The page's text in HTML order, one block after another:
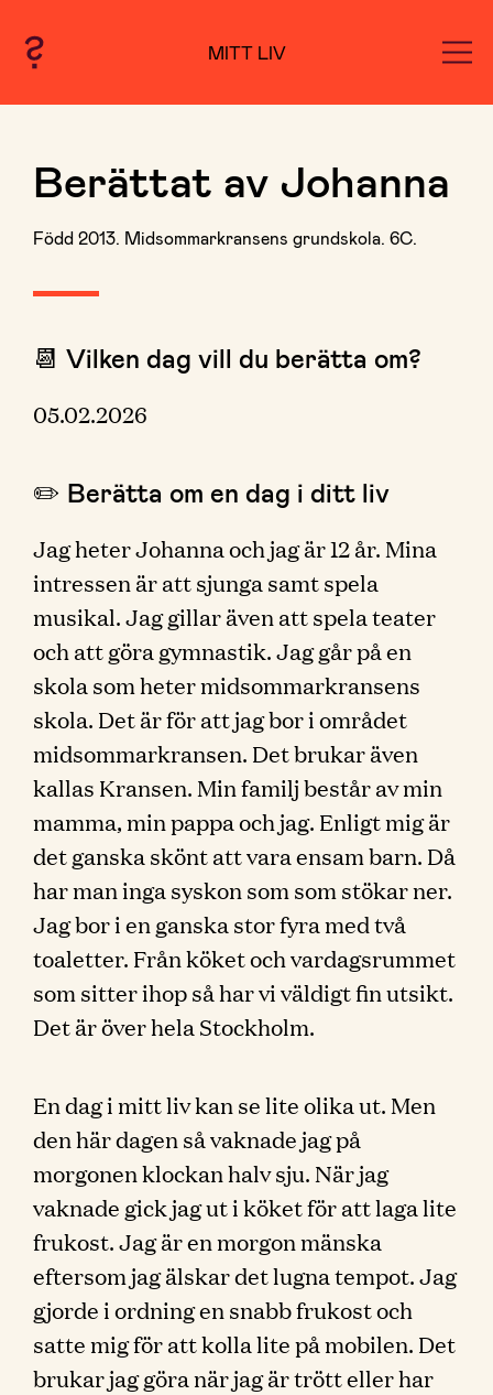
MITT LIV
Berättat av Johanna
Född 2013. Midsommarkransens grundskola. 6C.
📆 Vilken dag vill du berätta om?
05.02.2026
✏️ Berätta om en dag i ditt liv
Jag heter Johanna och jag är 12 år. Mina
intressen är att sjunga samt spela
musikal. Jag gillar även att spela teater
och att göra gymnastik. Jag går på en
skola som heter midsommarkransens
skola. Det är för att jag bor i området
midsommarkransen. Det brukar även
kallas Kransen. Min familj består av min
mamma, min pappa och jag. Enligt mig är
det ganska skönt att vara ensam barn. Då
har man inga syskon som som stökar ner.
Jag bor i en ganska stor fyra med två
toaletter. Från köket och vardagsrummet
som sitter ihop så har vi väldigt fin utsikt.
Det är över hela Stockholm.
En dag i mitt liv kan se lite olika ut. Men
den här dagen så vaknade jag på
morgonen klockan halv sju. När jag
vaknade gick jag ut i köket för att laga lite
frukost. Jag är en morgon mänska
eftersom jag älskar det lugna tempot. Jag
gjorde i ordning en snabb frukost och
satte mig för att kolla lite på mobilen. Det
brukar jag göra när jag är trött eller har